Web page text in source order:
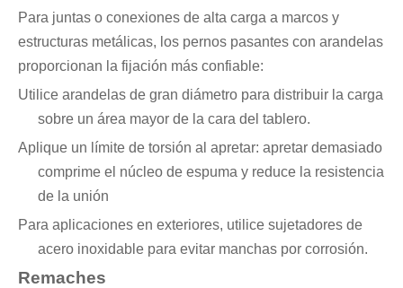
Para juntas o conexiones de alta carga a marcos y
estructuras metálicas, los pernos pasantes con arandelas
proporcionan la fijación más confiable:
Utilice arandelas de gran diámetro para distribuir la carga
sobre un área mayor de la cara del tablero.
Aplique un límite de torsión al apretar: apretar demasiado
comprime el núcleo de espuma y reduce la resistencia
de la unión
Para aplicaciones en exteriores, utilice sujetadores de
acero inoxidable para evitar manchas por corrosión.
Remaches